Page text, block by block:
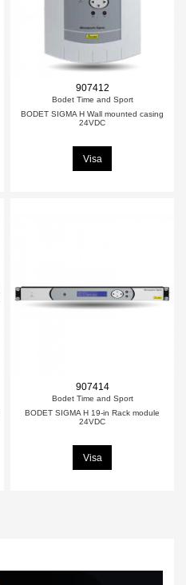
907412
Bodet Time and Sport
BODET SIGMA H Wall mounted casing
24VDC
Visa
907414
Bodet Time and Sport
BODET SIGMA H 19-in Rack module
24VDC
Visa